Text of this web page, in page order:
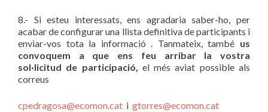
8.- Si esteu interessats, ens agradaria saber-ho, per
acabar de configurar una llista definitiva de participants i
enviar-vos tota la informació . Tanmateix, també us
convoquem a que ens feu arribar la vostra
sol·licitud de participació, el més aviat possible als
correus
cpedragosa@ecomon.cat i gtorres@ecomon.cat